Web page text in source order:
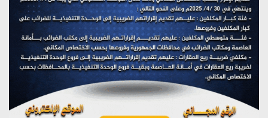
تستمعون لبرنامج (هندسة الوهم)
يوليو 28, 2026
مؤتمر صحفي لمركز عين الإنسانية حول جرائم تحالف العدوان
على اليمن
يوليو 27, 2026